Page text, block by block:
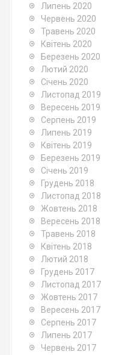
Липень 2020
Червень 2020
Травень 2020
Квітень 2020
Березень 2020
Лютий 2020
Січень 2020
Листопад 2019
Вересень 2019
Серпень 2019
Липень 2019
Квітень 2019
Березень 2019
Січень 2019
Грудень 2018
Листопад 2018
Жовтень 2018
Вересень 2018
Травень 2018
Квітень 2018
Лютий 2018
Грудень 2017
Листопад 2017
Жовтень 2017
Вересень 2017
Серпень 2017
Липень 2017
Червень 2017